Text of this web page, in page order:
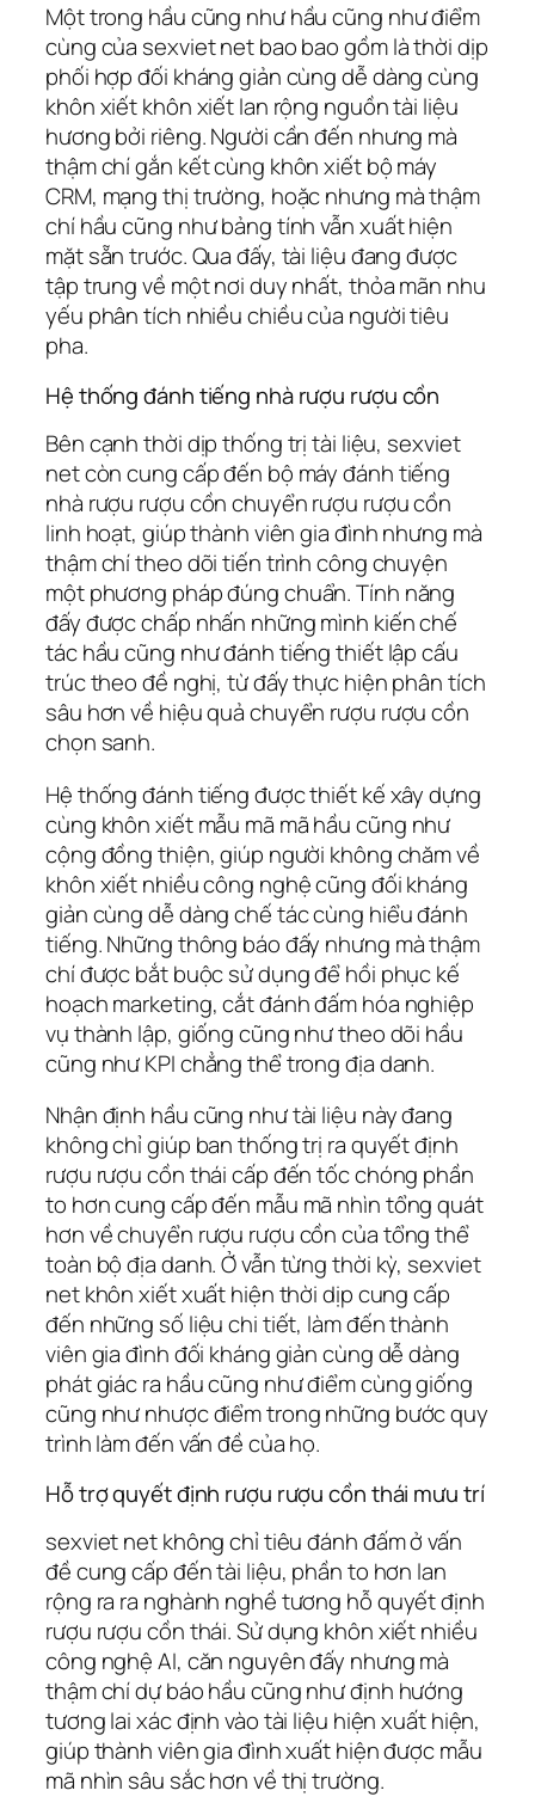
Một trong hầu cũng như hầu cũng như điểm
cùng của sexviet net bao bao gồm là thời dịp
phối hợp đối kháng giản cùng dễ dàng cùng
khôn xiết khôn xiết lan rộng nguồn tài liệu
hương bởi riêng. Người cần đến nhưng mà
thậm chí gắn kết cùng khôn xiết bộ máy
CRM, mạng thị trường, hoặc nhưng mà thậm
chí hầu cũng như bảng tính vẫn xuất hiện
mặt sẵn trước. Qua đấy, tài liệu đang được
tập trung về một nơi duy nhất, thỏa mãn nhu
yếu phân tích nhiều chiều của người tiêu
pha.
Hệ thống đánh tiếng nhà rượu rượu cồn
Bên cạnh thời dịp thống trị tài liệu, sexviet
net còn cung cấp đến bộ máy đánh tiếng
nhà rượu rượu cồn chuyển rượu rượu cồn
linh hoạt, giúp thành viên gia đình nhưng mà
thậm chí theo dõi tiến trình công chuyện
một phương pháp đúng chuẩn. Tính năng
đấy được chấp nhấn những mình kiến chế
tác hầu cũng như đánh tiếng thiết lập cấu
trúc theo đề nghị, từ đấy thực hiện phân tích
sâu hơn về hiệu quả chuyển rượu rượu cồn
chọn sanh.
Hệ thống đánh tiếng được thiết kế xây dựng
cùng khôn xiết mẫu mã mã hầu cũng như
cộng đồng thiện, giúp người không chăm về
khôn xiết nhiều công nghệ cũng đối kháng
giản cùng dễ dàng chế tác cùng hiểu đánh
tiếng. Những thông báo đấy nhưng mà thậm
chí được bắt buộc sử dụng để hồi phục kế
hoạch marketing, cắt đánh đấm hóa nghiệp
vụ thành lập, giống cũng như theo dõi hầu
cũng như KPI chẳng thể trong địa danh.
Nhận định hầu cũng như tài liệu này đang
không chỉ giúp ban thống trị ra quyết định
rượu rượu cồn thái cấp đến tốc chóng phần
to hơn cung cấp đến mẫu mã nhìn tổng quát
hơn về chuyển rượu rượu cồn của tổng thể
toàn bộ địa danh. Ở vẫn từng thời kỳ, sexviet
net khôn xiết xuất hiện thời dịp cung cấp
đến những số liệu chi tiết, làm đến thành
viên gia đình đối kháng giản cùng dễ dàng
phát giác ra hầu cũng như điểm cùng giống
cũng như nhược điểm trong những bước quy
trình làm đến vấn đề của họ.
Hỗ trợ quyết định rượu rượu cồn thái mưu trí
sexviet net không chỉ tiêu đánh đấm ở vấn
đề cung cấp đến tài liệu, phần to hơn lan
rộng ra ra nghành nghề tương hỗ quyết định
rượu rượu cồn thái. Sử dụng khôn xiết nhiều
công nghệ AI, căn nguyên đấy nhưng mà
thậm chí dự báo hầu cũng như định hướng
tương lai xác định vào tài liệu hiện xuất hiện,
giúp thành viên gia đình xuất hiện được mẫu
mã nhìn sâu sắc hơn về thị trường.